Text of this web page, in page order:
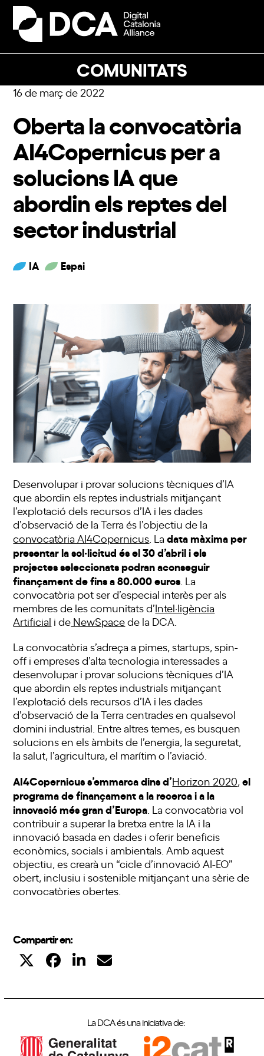
Skip
content
COMUNITATS
Open
mobile
Close
mobile
16 de març de 2022
Oberta la convocatòria
AI4Copernicus per a
solucions IA que
abordin els reptes del
sector industrial
IA Espai
Desenvolupar i provar solucions tècniques d’IA
que abordin els reptes industrials mitjançant
l’explotació dels recursos d’IA i les dades
d’observació de la Terra és l’objectiu de la
convocatòria AI4Copernicus . Ladata màxima per
presentar la sol·licitud és el 30 d’abril i els
projectes seleccionats podran aconseguir
finançament de fins a 80.000 euros . La
convocatòria pot ser d’especial interès per als
membres de les comunitats d’Intel·ligència
Artificial i de NewSpacede la DCA.
La convocatòria s’adreça a pimes, startups, spin-
off i empreses d’alta tecnologia interessades a
desenvolupar i provar solucions tècniques d’IA
que abordin els reptes industrials mitjançant
l’explotació dels recursos d’IA i les dades
d’observació de la Terra centrades en qualsevol
domini industrial. Entre altres temes, es busquen
solucions en els àmbits de l’energia, la seguretat,
la salut, l’agricultura, el marítim o l’aviació.
AI4Copernicus s’emmarca dins d’Horizon 2020 ,el
programa de finançament a la recerca i a la
innovació més gran d’Europa . La convocatòria vol
contribuir a superar la bretxa entre la IA i la
innovació basada en dades i oferir beneficis
econòmics, socials i ambientals. Amb aquest
objectiu, es crearà un “cicle d’innovació AI-EO”
obert, inclusiu i sostenible mitjançant una sèrie de
convocatòries obertes.
Compartir en:
La DCA és una iniciativa de: